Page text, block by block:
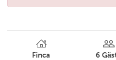
Finca 6